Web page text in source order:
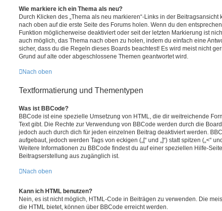
Wie markiere ich ein Thema als neu?
Durch Klicken des „Thema als neu markieren“-Links in der
nach oben auf die erste Seite des Forums holen. Wenn du den
Funktion möglicherweise deaktiviert oder seit der letzten Markierung ist
auch möglich, das Thema nach oben zu holen, indem du einfach eine
sicher, dass du die Regeln dieses Boards beachtest! Es wird meist nicht
Grund auf alte oder abgeschlossene Themen geantwortet wird.
Nach oben
Textformatierung und Thementypen
Was ist BBCode?
BBCode ist eine spezielle Umsetzung von HTML, die dir weitreichende
Text gibt. Die Rechte zur Verwendung von BBCode werden durch die
jedoch auch durch dich für jeden einzelnen Beitrag deaktiviert werden.
aufgebaut, jedoch werden Tags von eckigen („[“ und „]“) statt spitzen („<“
Weitere Informationen zu BBCode findest du auf einer speziellen Hilfe-
Beitragserstellung aus zugänglich ist.
Nach oben
Kann ich HTML benutzen?
Nein, es ist nicht möglich, HTML-Code in Beiträgen zu verwenden. Die
die HTML bietet, können über BBCode erreicht werden.